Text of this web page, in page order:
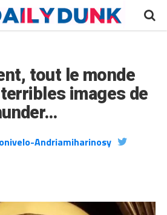
tout le monde
images de
Andriamiharinosy